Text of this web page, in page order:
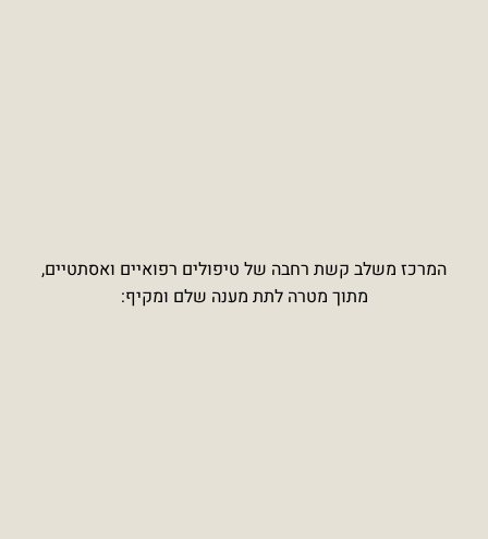
משלב קשת רחבה של טיפולים רפואיים ואסתטיים,
מתוך מטרה לתת מענה שלם ומקיף: